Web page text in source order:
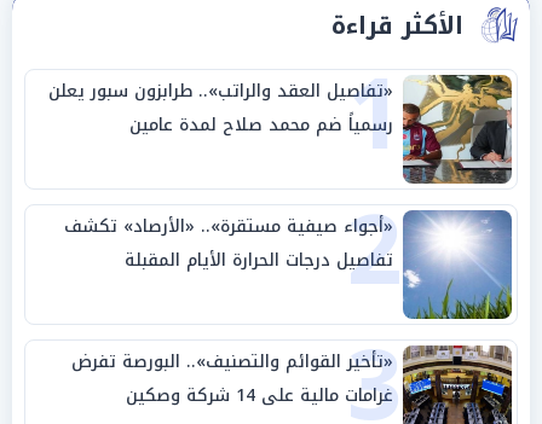
الأكثر قراءة
1
«تفاصيل العقد والراتب».. طرابزون سبور يعلن
رسمياً ضم محمد صلاح لمدة عامين
2
«أجواء صيفية مستقرة».. «الأرصاد» تكشف
تفاصيل درجات الحرارة الأيام المقبلة
3
«تأخير القوائم والتصنيف».. البورصة تفرض
غرامات مالية على 14 شركة وصكين